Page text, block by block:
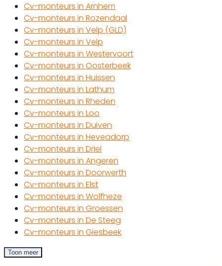
Cv-monteurs in Arnhem
Cv-monteurs in Rozendaal
Cv-monteurs in Velp (GLD)
Cv-monteurs in Velp
Cv-monteurs in Westervoort
Cv-monteurs in Oosterbeek
Cv-monteurs in Huissen
Cv-monteurs in Lathum
Cv-monteurs in Rheden
Cv-monteurs in Loo
Cv-monteurs in Duiven
Cv-monteurs in Heveadorp
Cv-monteurs in Driel
Cv-monteurs in Angeren
Cv-monteurs in Doorwerth
Cv-monteurs in Elst
Cv-monteurs in Wolfheze
Cv-monteurs in Groessen
Cv-monteurs in De Steeg
Cv-monteurs in Giesbeek
Toon meer